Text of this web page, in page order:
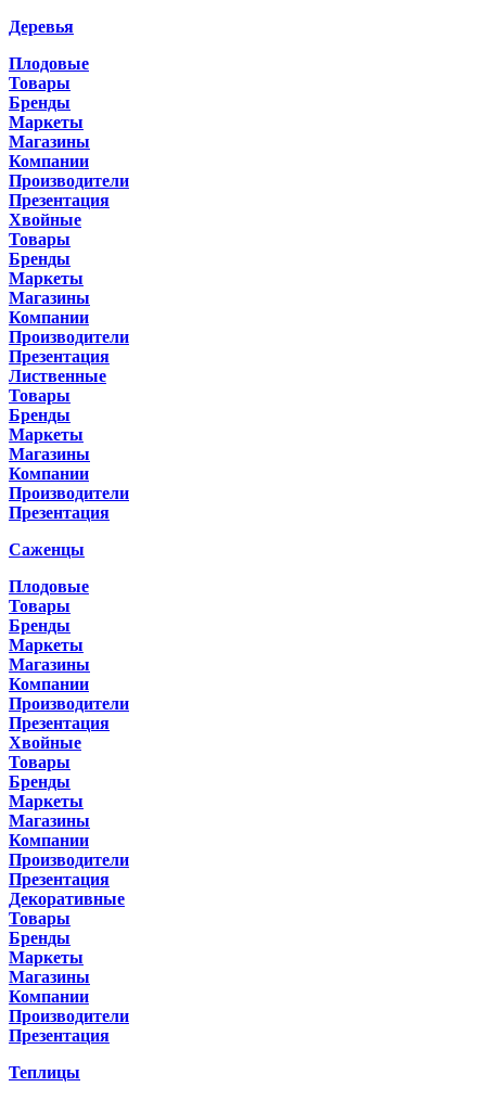
Деревья
Плодовые
Товары
Бренды
Маркеты
Магазины
Компании
Производители
Презентация
Хвойные
Товары
Бренды
Маркеты
Магазины
Компании
Производители
Презентация
Лиственные
Товары
Бренды
Маркеты
Магазины
Компании
Производители
Презентация
Саженцы
Плодовые
Товары
Бренды
Маркеты
Магазины
Компании
Производители
Презентация
Хвойные
Товары
Бренды
Маркеты
Магазины
Компании
Производители
Презентация
Декоративные
Товары
Бренды
Маркеты
Магазины
Компании
Производители
Презентация
Теплицы